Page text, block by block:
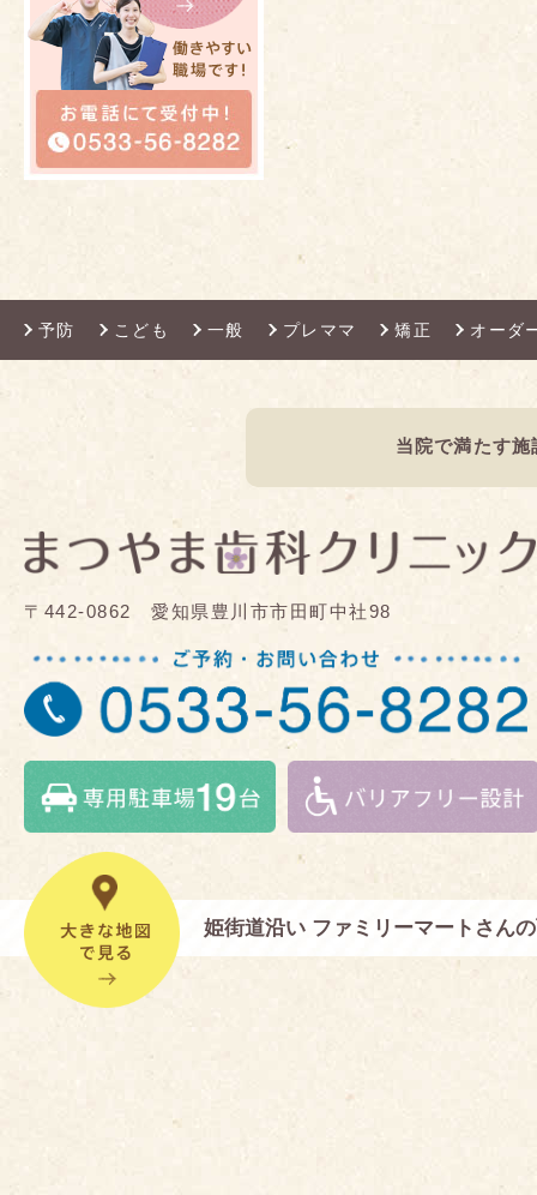
予防 こども 一般 プレママ 矯正 オーダ
当院で満たす
〒442-0862 愛知県豊川市市田町中社98
姫街道沿い ファミリーマートさん